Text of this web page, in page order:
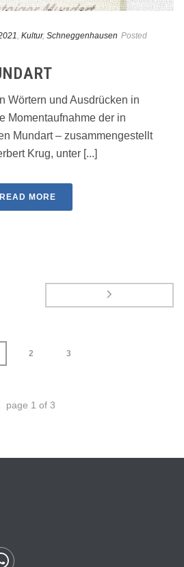
, Kultur, Schneggenhausen Posted
Wörtern und Ausdrücken in
Momentaufnahme der in
Mundart – zusammengestellt
Krug, unter [...]
READ MORE
2 3
page 1 of 3